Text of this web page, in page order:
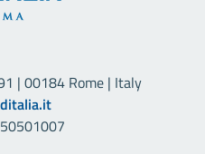
| 00184 Rome | Italy